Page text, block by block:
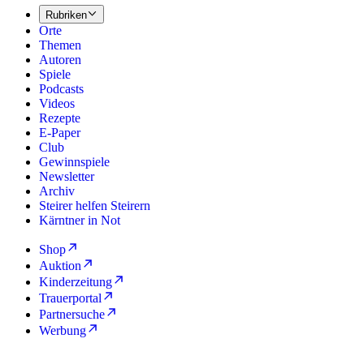
Rubriken
Orte
Themen
Autoren
Spiele
Podcasts
Videos
Rezepte
E-Paper
Club
Gewinnspiele
Newsletter
Archiv
Steirer helfen Steirern
Kärntner in Not
Shop
Auktion
Kinderzeitung
Trauerportal
Partnersuche
Werbung